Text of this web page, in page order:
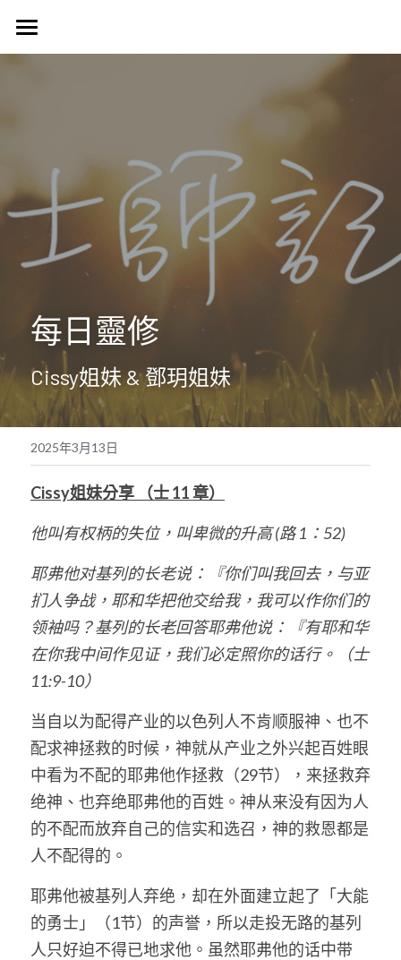
首頁
教會核心價值
使命異象
同工團隊
簡介
使命異象
Harvest 聚會信息
Harvest Choir
團契生活
台語團契
主題查經
父母團契
生活事神的話
靈修小語
宣教事工
信望愛團契
探訪之行2023
聯絡我們
聯絡方式
新朋友
靈修部落格
搜索
繁體中文
繁體中文 POWERED BY
每日靈修
Cissy姐妹 & 鄧玥姐妹
2025年3月13日
Cissy姐妹分享 （士 11 章）
他叫有权柄的失位，叫卑微的升高 (路 1：52)
耶弗他对基列的长老说：『你们叫我回去，与亚
扪人争战，耶和华把他交给我，我可以作你们的
领袖吗？基列的长老回答耶弗他说：『有耶和华
在你我中间作见证，我们必定照你的话行。（士
11:9-10）
当自以为配得产业的以色列人不肯顺服神、也不
配求神拯救的时候，神就从产业之外兴起百姓眼
中看为不配的耶弗他作拯救（29节），来拯救弃
绝神、也弃绝耶弗他的百姓。神从来没有因为人
的不配而放弃自己的信实和选召，神的救恩都是
人不配得的。
耶弗他被基列人弃绝，却在外面建立起了「大能
的勇士」（1节）的声誉，所以走投无路的基列
人只好迫不得已地求他。虽然耶弗他的话中带